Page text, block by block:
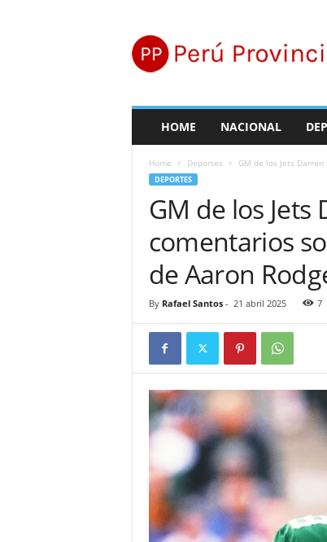
r
ú
HOME NACIONAL
Home Deportes GM de los Jets
DEPORTES
GM de los
comentarios
de Aaron
By Rafael Santos- 21 abril 2025 7